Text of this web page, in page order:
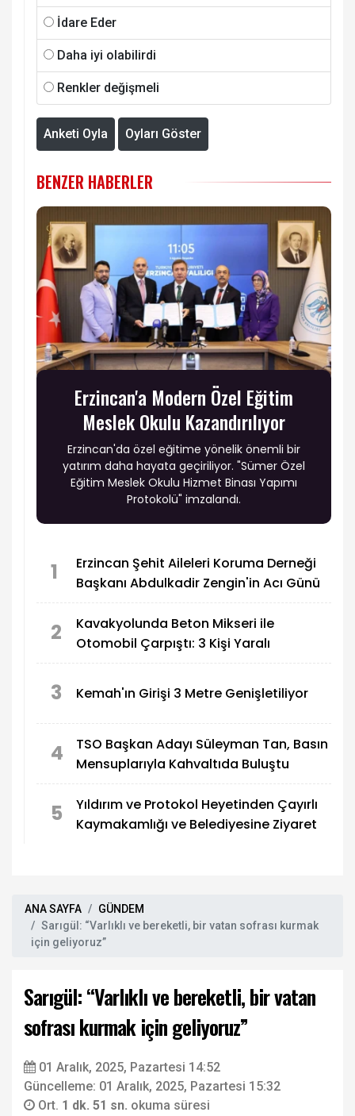
İdare Eder
Daha iyi olabilirdi
Renkler değişmeli
Anketi Oyla Oyları Göster
BENZER HABERLER
Erzincan'a Modern Özel Eğitim
Meslek Okulu Kazandırılıyor
Erzincan'da özel eğitime yönelik önemli bir
yatırım daha hayata geçiriliyor. "Sümer Özel
Eğitim Meslek Okulu Hizmet Binası Yapımı
Protokolü" imzalandı.
1
Erzincan Şehit Aileleri Koruma Derneği
Başkanı Abdulkadir Zengin'in Acı Günü
2
Kavakyolunda Beton Mikseri ile
Otomobil Çarpıştı: 3 Kişi Yaralı
3 Kemah'ın Girişi 3 Metre Genişletiliyor
4
TSO Başkan Adayı Süleyman Tan, Basın
Mensuplarıyla Kahvaltıda Buluştu
5
Yıldırım ve Protokol Heyetinden Çayırlı
Kaymakamlığı ve Belediyesine Ziyaret
ANA SAYFA
GÜNDEM
Sarıgül: “Varlıklı ve bereketli, bir vatan sofrası kurmak
için geliyoruz”
Sarıgül: “Varlıklı ve bereketli, bir vatan
sofrası kurmak için geliyoruz”
01 Aralık, 2025, Pazartesi 14:52
Güncelleme: 01 Aralık, 2025, Pazartesi 15:32
Ort. 1 dk. 51 sn. okuma süresi